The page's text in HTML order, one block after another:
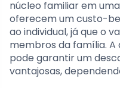
núcleo familiar em
oferecem um custo-
ao individual, já que o
membros da família.
pode garantir um
vantajosas,